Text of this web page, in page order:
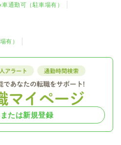
通勤可（駐車場有）
有）
たは新規登録